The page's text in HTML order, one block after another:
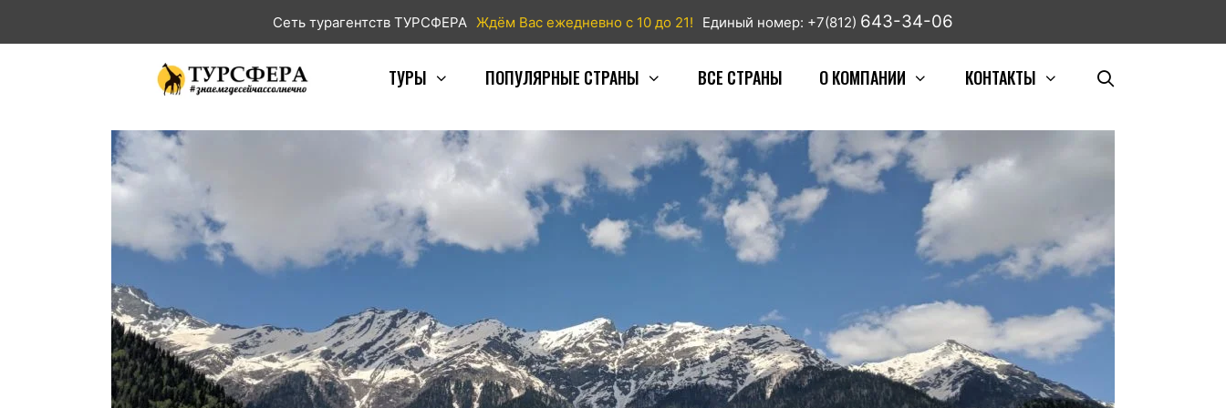
Сеть турагентств ТУРСФЕРА Ждём Вас ежедневно с 10 до 21! Единый номер: +7(812) 643-34-06
ТУРЫ ПОПУЛЯРНЫЕ СТРАНЫ ВСЕ СТРАНЫ О КОМПАНИИ КОНТАКТЫ